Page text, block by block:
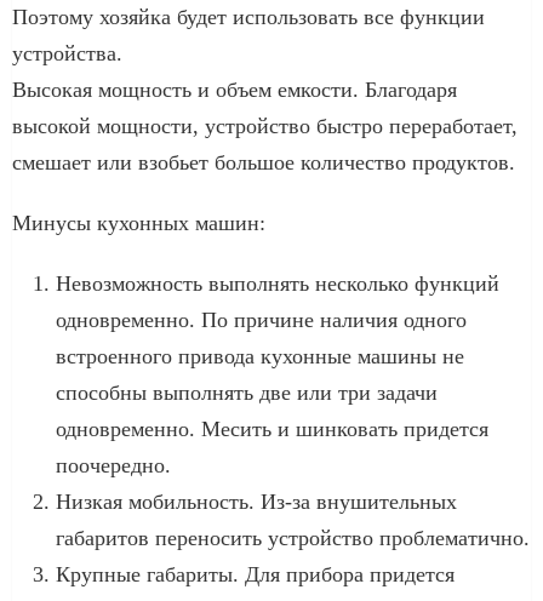
Поэтому хозяйка будет использовать все функции
устройства.
Высокая мощность и объем емкости. Благодаря
высокой мощности, устройство быстро переработает,
смешает или взобьет большое количество продуктов.
Минусы кухонных машин:
Невозможность выполнять несколько функций
одновременно. По причине наличия одного
встроенного привода кухонные машины не
способны выполнять две или три задачи
одновременно. Месить и шинковать придется
поочередно.
Низкая мобильность. Из-за внушительных
габаритов переносить устройство проблематично.
Крупные габариты. Для прибора придется